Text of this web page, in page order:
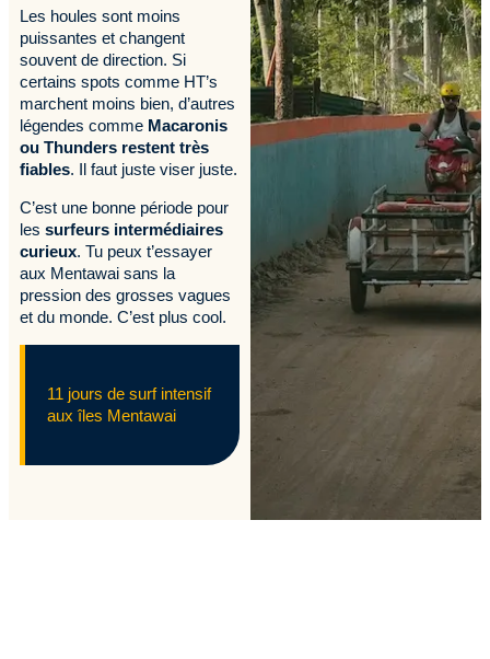
Les houles sont moins
puissantes et changent
souvent de direction. Si
certains spots comme HT’s
marchent moins bien, d’autres
légendes comme Macaronis
ou Thunders restent très
fiables. Il faut juste viser juste.
C’est une bonne période pour
les surfeurs intermédiaires
curieux. Tu peux t’essayer
aux Mentawai sans la
pression des grosses vagues
et du monde. C’est plus cool.
11 jours de surf intensif
aux îles Mentawai